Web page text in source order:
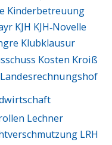
Kinderbetreuung
KJH KJH‑Novelle
Klubklausur
Kosten Kroiß
Landesrechnungshof
Lechner
LRH